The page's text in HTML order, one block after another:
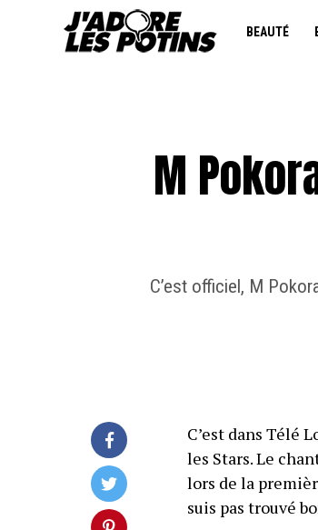
BEAUTÉ
M
C’est officiel, M
C’est dans Télé
les Stars. Le
lors de la
suis pas trouvé